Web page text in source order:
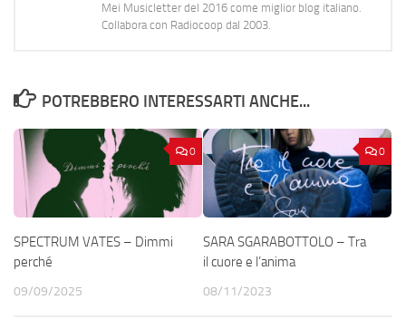
Mei Musicletter del 2016 come miglior blog italiano.
Collabora con Radiocoop dal 2003.
POTREBBERO INTERESSARTI ANCHE...
0
SPECTRUM VATES – Dimmi
perché
09/09/2025
0
SARA SGARABOTTOLO – Tra
il cuore e l’anima
08/11/2023